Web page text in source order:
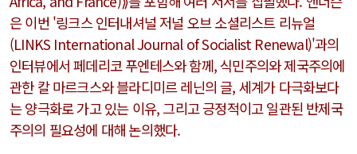
은 이번 '링크스 인터내셔널 저널 오브 소셜리스트 리뉴얼
(LINKS International Journal of Socialist Renewal)'과의
인터뷰에서 페데리코 푸엔테스와 함께, 식민주의와 제국주의에
관한 칼 마르크스와 블라디미르 레닌의 글, 세계가 다극화보다
는 양극화로 가고 있는 이유, 그리고 긍정적이고 일관된 반제국
주의의 필요성에 대해 논의했다.